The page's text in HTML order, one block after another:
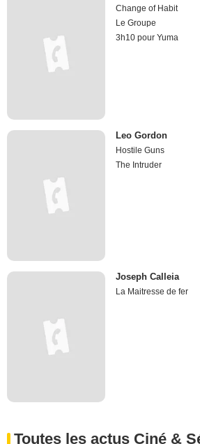
Change of Habit
Le Groupe
3h10 pour Yuma
Leo Gordon
Hostile Guns
The Intruder
Joseph Calleia
La Maitresse de fer
Toutes les actus Ciné &